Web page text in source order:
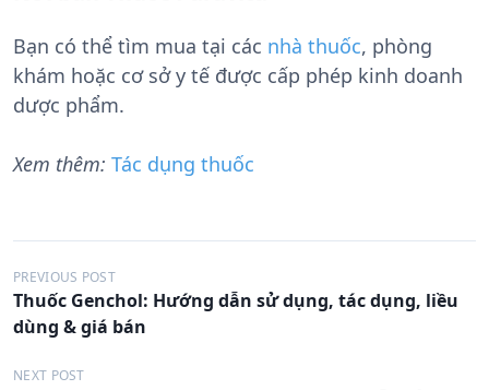
Bạn có thể tìm mua tại các nhà thuốc, phòng
khám hoặc cơ sở y tế được cấp phép kinh doanh
dược phẩm.
Xem thêm: Tác dụng thuốc
Đ
i
u
PREVIOUS POST
Thuốc Genchol: Hướng dẫn sử dụng, tác dụng, liều
dùng & giá bán
NEXT POST